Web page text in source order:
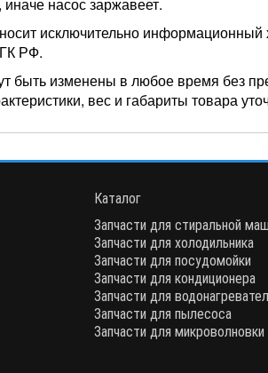
исключительно информационный
РФ.
изменены в любое время без
вес и габариты товара
Каталог
Запчасти для стиральной
Запчасти для холодильника
Запчасти для посудомойки
Запчасти для кондиционера
Запчасти для
Запчасти для пылесоса
Запчасти для микроволновки